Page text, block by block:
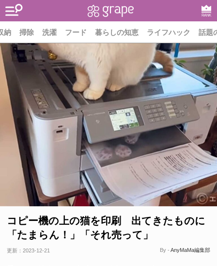
RANK
納 掃除 洗濯 フード 暮らしの知恵 ライフハック 話題
コピー機の上の猫を印刷 出てきたものに
「たまらん！」「それ売って」
更新： 2023-12-21 By - AnyMaMa編集部